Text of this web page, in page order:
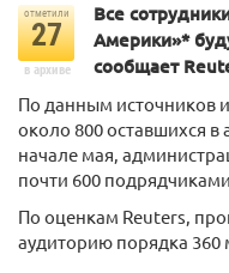
отметили
27
в архиве
Все
Америки»*
сообщает
По данным источников
около 800 оставшихся в
начале мая,
почти 600
По оценкам Reuters,
аудиторию порядка